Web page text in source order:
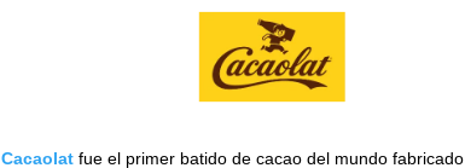
Cacaolatfue el primer batido de cacao del mundo fabricado